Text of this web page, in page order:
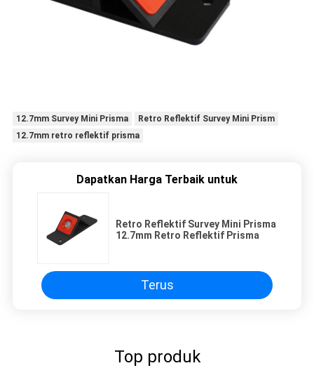
12.7mm Survey Mini Prisma
Retro Reflektif Survey Mini Prism
12.7mm retro reflektif prisma
Dapatkan Harga Terbaik untuk
Retro Reflektif Survey Mini Prisma
12.7mm Retro Reflektif Prisma
Terus
Top produk